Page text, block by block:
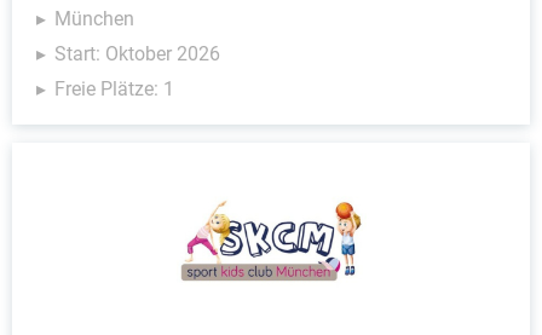
München
Start: Oktober 2026
Freie Plätze: 1